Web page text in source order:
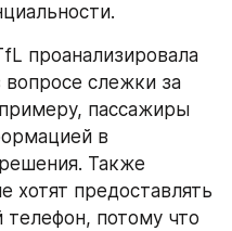
проанализировала
вопросе слежки за
пассажиры
в
Также
хотят предоставлять
телефон, потому что